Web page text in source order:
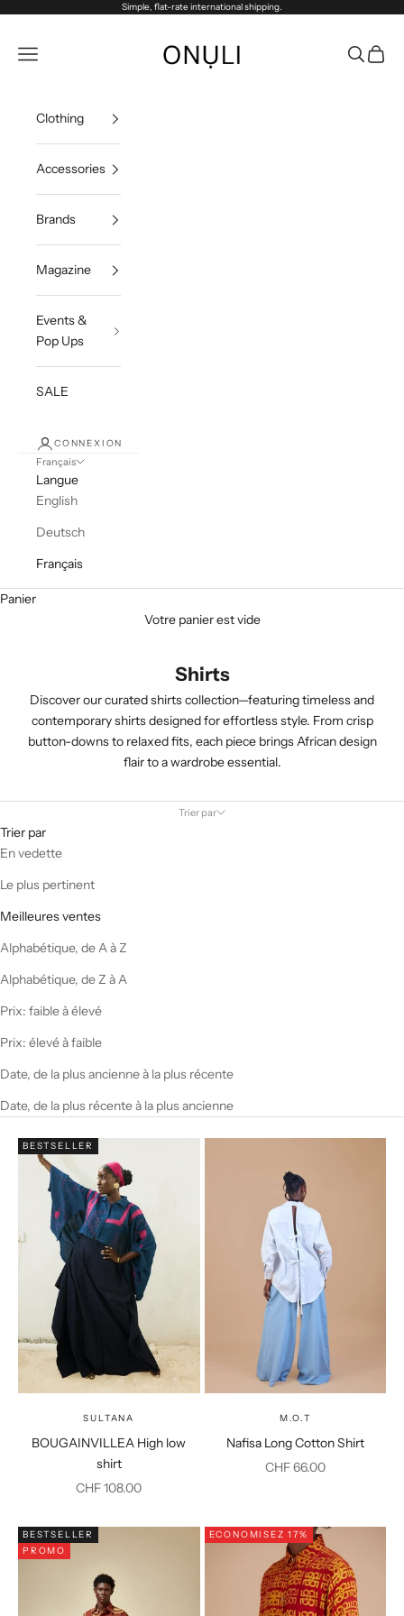
Simple, flat-rate international shipping.
Menu
Panier
Clothing
Accessories
Brands
Magazine
Events &
Pop Ups
SALE
CONNEXION
Français
Langue
English
Deutsch
Français
Panier
Votre panier est vide
Shirts
Discover our curated shirts collection—featuring timeless and
contemporary shirts designed for effortless style. From crisp
button-downs to relaxed fits, each piece brings African design
flair to a wardrobe essential.
Trier par
Trier par
En vedette
Le plus pertinent
Meilleures ventes
Alphabétique, de A à Z
Alphabétique, de Z à A
Prix: faible à élevé
Prix: élevé à faible
Date, de la plus ancienne à la plus récente
Date, de la plus récente à la plus ancienne
BESTSELLER
SULTANA
BOUGAINVILLEA High low
shirt
Prix de vente
CHF 108.00
M.O.T
Nafisa Long Cotton Shirt
Prix de vente
CHF 66.00
BESTSELLER
PROMO
ECONOMISEZ 17%